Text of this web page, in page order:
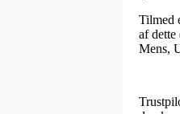
Tilmed
af
Mens,